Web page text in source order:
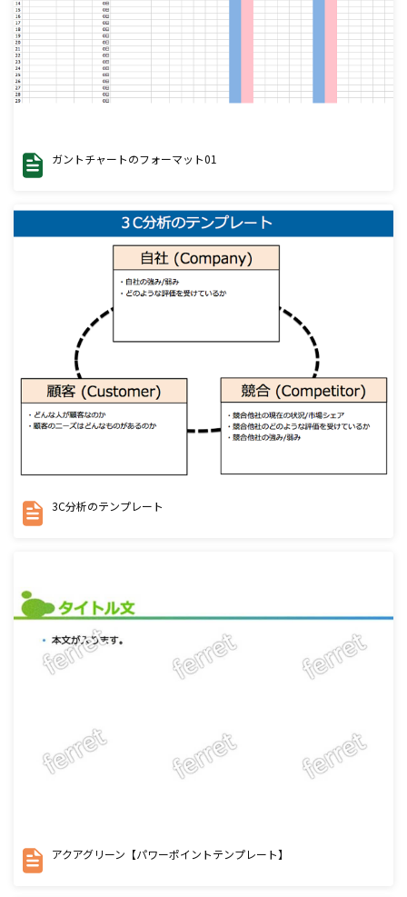
ガントチャートのフォーマット01
3C分析のテンプレート
アクアグリーン【パワーポイントテンプレート】